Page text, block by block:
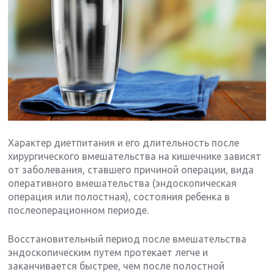
Характер диетпитания и его длительность после
хирургического вмешательства на кишечнике зависят
от заболевания, ставшего причиной операции, вида
оперативного вмешательства (эндоскопическая
операция или полостная), состояния ребенка в
послеоперационном периоде.
Восстановительный период после вмешательства
эндоскопическим путем протекает легче и
заканчивается быстрее, чем после полостной